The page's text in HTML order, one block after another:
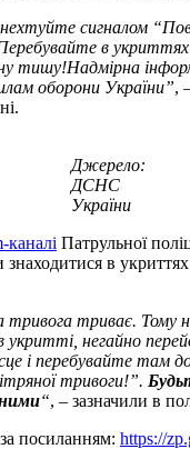
сигналом
в
тишу!Надмірна
оборони України”,
Джерело:
ДСНС
України
каналі Патрульної
знаходитися в
тривога триває. Тому
укритті, негайно
і перебувайте там
тривоги!”.
“, – зазначили в
посиланням: https://